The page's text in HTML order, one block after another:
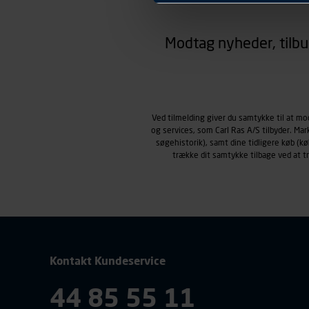
hjemmesiden ser ud eller
Markedsføringscookies
Carl Ras anvender
henblik på markedsføring,
smartphone mv.) samt de
Vi henviser endvidere til
personoplysninger.
Modtag nyheder,
Ved tilmelding giver du samtykke til at
og services, som Carl Ras A/S tilbyder.
søgehistorik), samt dine tidligere køb
trække dit samtykke tilbage ved at
Kontakt Kundeservice
44 85 55 11